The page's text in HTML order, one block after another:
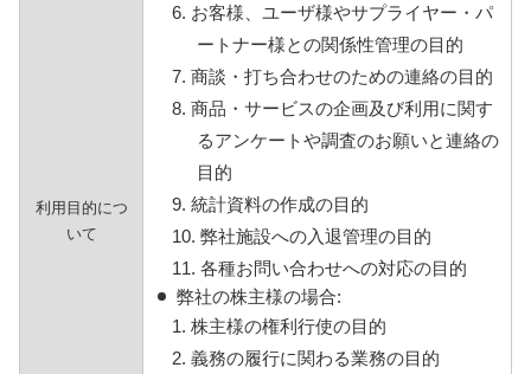
利用目的につ
いて
6. お客様、ユーザ様やサプライヤー・パ
ートナー様との関係性管理の目的
7. 商談・打ち合わせのための連絡の目的
8. 商品・サービスの企画及び利用に関す
るアンケートや調査のお願いと連絡の
目的
9. 統計資料の作成の目的
10. 弊社施設への入退管理の目的
11. 各種お問い合わせへの対応の目的
弊社の株主様の場合:
1. 株主様の権利行使の目的
2. 義務の履行に関わる業務の目的